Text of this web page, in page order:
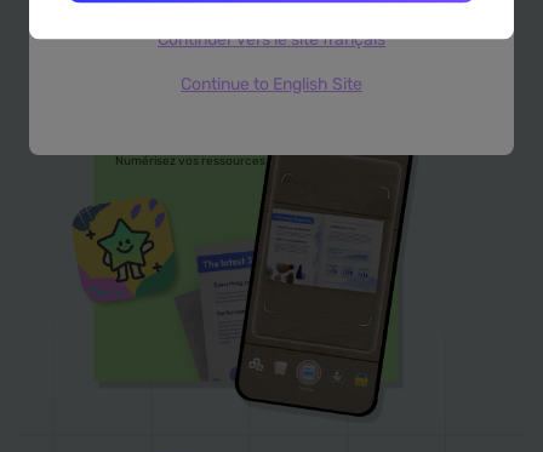
Continuer vers le site français
Continue to English Site
Numérisez vos ressources